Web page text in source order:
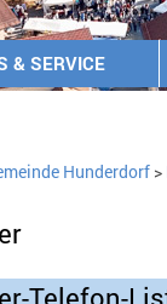
& SERVICE
Hunderdorf>
Telefon-